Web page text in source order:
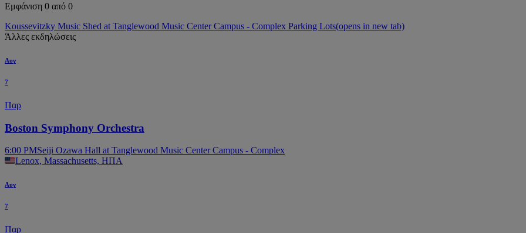
Εμφάνιση 0 από 0
Koussevitzky Music Shed at Tanglewood Music Center Campus - Complex Parking Lots(opens in new tab)
Άλλες εκδηλώσεις
Αυγ
7
Παρ
Boston Symphony Orchestra
6:00 PMSeiji Ozawa Hall at Tanglewood Music Center Campus - Complex
Lenox, Massachusetts, ΗΠΑ
Αυγ
7
Παρ